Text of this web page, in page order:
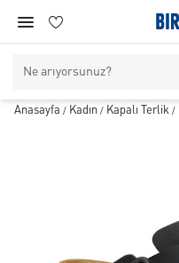
Anasayfa / Kadın / Kapalı Terlik /